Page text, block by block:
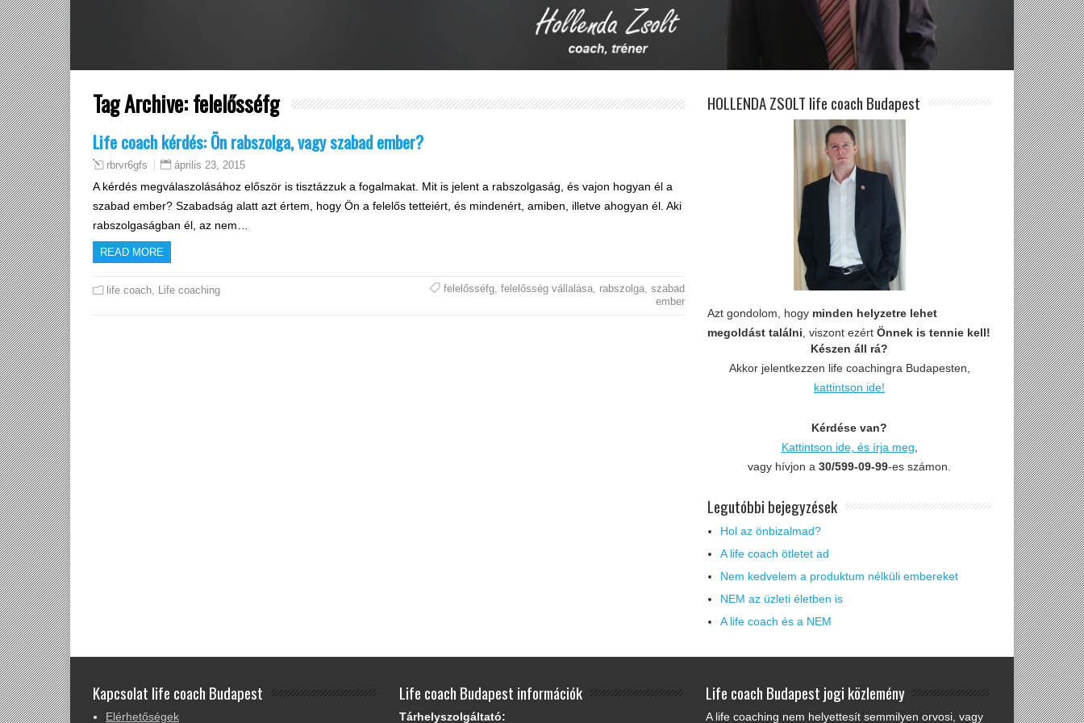
Tag Archive:felelősséfg
Life coach kérdés: Ön rabszolga, vagy szabad ember?
rbrvr6gfs április 23, 2015
A kérdés megválaszolásához először is tisztázzuk a fogalmakat. Mit is jelent a rabszolgaság, és vajon hogyan él a
szabad ember? Szabadság alatt azt értem, hogy Ön a felelős tetteiért, és mindenért, amiben, illetve ahogyan él. Aki
rabszolgaságban él, az nem…
READ MORE
life coach, Life coaching felelősséfg, felelősség vállalása, rabszolga, szabad
ember
HOLLENDA ZSOLT life coach Budapest
Azt gondolom, hogy minden helyzetre lehet
megoldást találni , viszont ezért Önnek is tennie kell!
Készen áll rá?
Akkor jelentkezzen life coachingra Budapesten,
kattintson ide!
Kérdése van?
Kattintson ide, és írja meg
vagy hívjon a 30/599-09-99-es számon.
Legutóbbi bejegyzések
Hol az önbizalmad?
A life coach ötletet ad
Nem kedvelem a produktum nélküli embereket
NEM az üzleti életben is
A life coach és a NEM
Kapcsolat life coach Budapest
Elérhetőségek
Life coach Budapest információk
Tárhelyszolgáltató:
Life coach Budapest jogi közlemény
A life coaching nem helyettesít semmilyen orvosi, vagy